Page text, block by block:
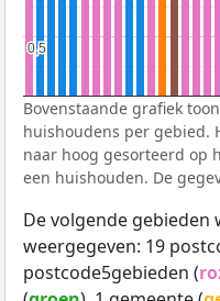
0,5
0,5
Bovenstaande grafiek
huishoudens per gebied.
naar hoog gesorteerd op
een huishouden. De
De volgende
weergegeven: 19
postcode5gebieden (